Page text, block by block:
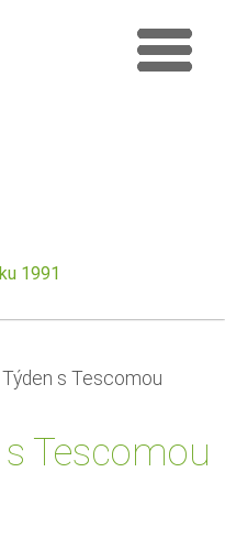
1991
Týden s Tescomou
Tescomou